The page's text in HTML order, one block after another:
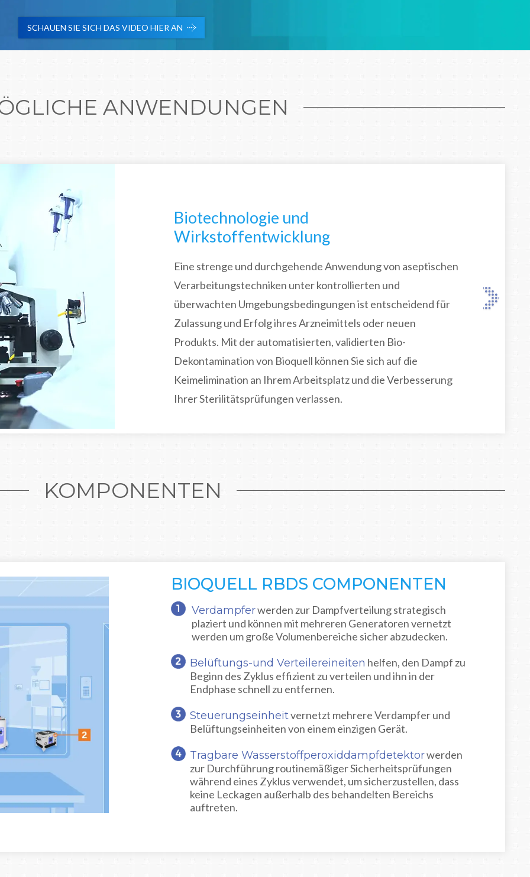
SCHAUEN SIE SICH DAS VIDEO HIER AN
ANWENDUNGEN
Biotechnologie und
Wirkstoffentwicklung
Eine strenge und durchgehende Anwendung von aseptischen
Verarbeitungstechniken unter kontrollierten und
überwachten Umgebungsbedingungen ist entscheidend für
Zulassung und Erfolg ihres Arzneimittels oder neuen
Produkts. Mit der automatisierten, validierten Bio-
Dekontamination von Bioquell können Sie sich auf die
Keimelimination an Ihrem Arbeitsplatz und die Verbesserung
Ihrer Sterilitätsprüfungen verlassen.
KOMPONENTEN
BIOQUELL RBDS COMPONENTEN
Verdampferwerden zur Dampfverteilung strategisch
plaziert und können mit mehreren Generatoren vernetzt
werden um große Volumenbereiche sicher abzudecken.
Belüftungs-und Verteilereineiten helfen, den Dampf zu
Beginn des Zyklus effizient zu verteilen und ihn in der
Endphase schnell zu entfernen.
Steuerungseinheitvernetzt mehrere Verdampfer und
Belüftungseinheiten von einem einzigen Gerät.
Tragbare Wasserstoffperoxiddampfdetektorwerden
zur Durchführung routinemäßiger Sicherheitsprüfungen
während eines Zyklus verwendet, um sicherzustellen, dass
keine Leckagen außerhalb des behandelten Bereichs
auftreten.